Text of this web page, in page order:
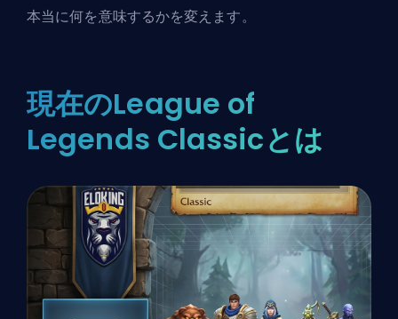
本当に何を意味するかを変えます。
現在のLeague of
Legends Classicとは